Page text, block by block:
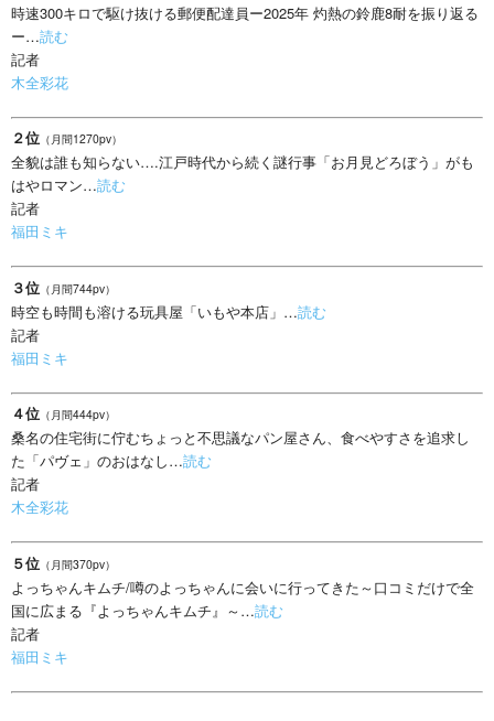
時速300キロで駆け抜ける郵便配達員ー2025年 灼熱の鈴鹿8耐を振り返る
ー…読む
記者
木全彩花
２位 （月間1270pv）
全貌は誰も知らない….江戸時代から続く謎行事「お月見どろぼう」がも
はやロマン…読む
記者
福田ミキ
３位 （月間744pv）
時空も時間も溶ける玩具屋「いもや本店」…読む
記者
福田ミキ
４位 （月間444pv）
桑名の住宅街に佇むちょっと不思議なパン屋さん、食べやすさを追求し
た「パヴェ」のおはなし…読む
記者
木全彩花
５位 （月間370pv）
よっちゃんキムチ/噂のよっちゃんに会いに行ってきた～口コミだけで全
国に広まる『よっちゃんキムチ』～…読む
記者
福田ミキ